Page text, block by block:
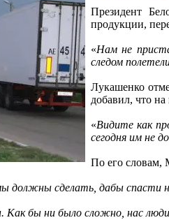
Президент
продукции,
«Нам не
следом
Лукашенко
добавил, что
«Видите как
сегодня им не
По его словам,
сделать, дабы спасти
Как бы ни было сложно, нас